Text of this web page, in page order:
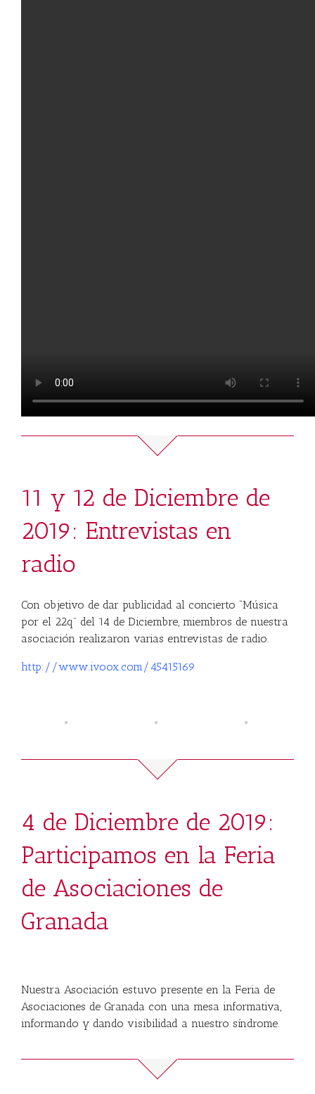
11 y 12 de Diciembre de
2019: Entrevistas en
radio
Con objetivo de dar publicidad al concierto “Música
por el 22q” del 14 de Diciembre, miembros de nuestra
asociación realizaron varias entrevistas de radio.
http://www.ivoox.com/45415169
4 de Diciembre de 2019:
Participamos en la Feria
de Asociaciones de
Granada
Nuestra Asociación estuvo presente en la Feria de
Asociaciones de Granada con una mesa informativa,
informando y dando visibilidad a nuestro síndrome.